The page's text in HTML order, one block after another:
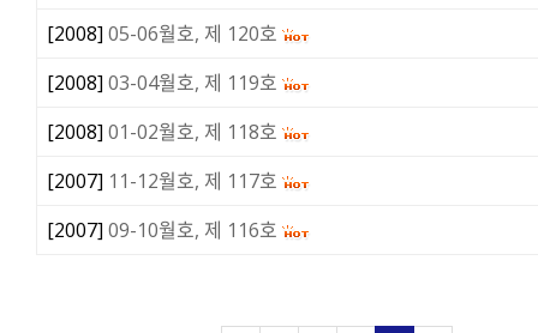
[2008] 05-06월호, 제 120호
[2008] 03-04월호, 제 119호
[2008] 01-02월호, 제 118호
[2007] 11-12월호, 제 117호
[2007] 09-10월호, 제 116호